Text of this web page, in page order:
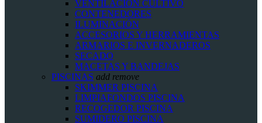
VENTILACIÓN CULTIVO
CONTENEDORES
ILUMINACIÓN
ACCESORIOS Y HERRAMIENTAS
ARMARIOS E INVERNADEROS
SECADO
MACETAS Y BANDEJAS
PISCINAS add remove
SKIMMER PISCINA
LIMPIAFONDOS PISCINA
RECOGEDOR PISCINA
SUMIDERO PISCINA